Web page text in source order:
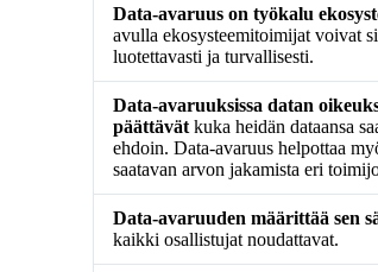
Data-avaruus on työkalu
avulla ekosysteemitoimijat voivat
luotettavasti ja turvallisesti.
Data-avaruuksissa datan
päättävät kuka heidän dataansa
ehdoin. Data-avaruus helpottaa
saatavan arvon jakamista eri
Data-avaruuden määrittää sen
kaikki osallistujat noudattavat.